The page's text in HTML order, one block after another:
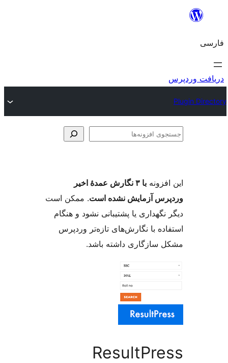
با ۳ نگارش عمدهٔ اخیر
آزمایش نشده است. ممکن است
یا پشتیبانی نشود و هنگام
با نگارش‌های تازه‌تر وردپرس
داشته باشد.